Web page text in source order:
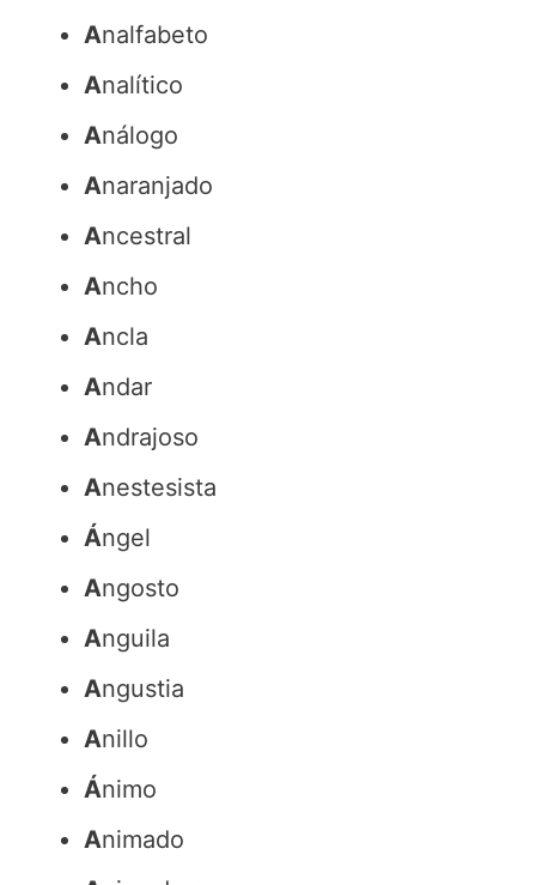
Analfabeto
Analítico
Análogo
Anaranjado
Ancestral
Ancho
Ancla
Andar
Andrajoso
Anestesista
Ángel
Angosto
Anguila
Angustia
Anillo
Ánimo
Animado